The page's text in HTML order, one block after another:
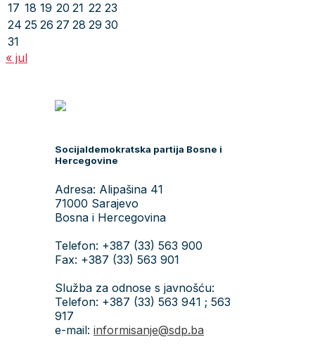
17 18 19 20 21 22 23
24 25 26 27 28 29 30
31
« jul
Socijaldemokratska partija Bosne i
Hercegovine
Adresa: Alipašina 41
71000 Sarajevo
Bosna i Hercegovina
Telefon: +387 (33) 563 900
Fax: +387 (33) 563 901
Služba za odnose s javnošću:
Telefon: +387 (33) 563 941 ; 563
917
e-mail: informisanje@sdp.ba